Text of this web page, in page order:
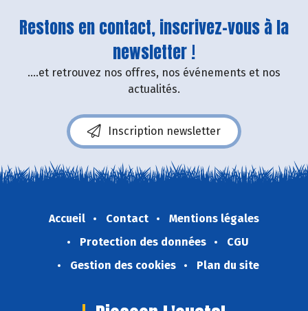
Restons en contact, inscrivez-vous à la
newsletter !
....et retrouvez nos offres, nos événements et nos
actualités.
Inscription newsletter
Accueil Contact
Mentions légales
Protection des données
CGU
Gestion des cookies
Plan du site